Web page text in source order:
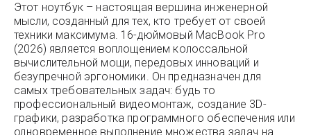
Этот ноутбук – настоящая вершина инженерной
мысли, созданный для тех, кто требует от своей
техники максимума. 16-дюймовый MacBook Pro
(2026) является воплощением колоссальной
вычислительной мощи, передовых инноваций и
безупречной эргономики. Он предназначен для
самых требовательных задач: будь то
профессиональный видеомонтаж, создание 3D-
графики, разработка программного обеспечения или
одновременное выполнение множества задач на